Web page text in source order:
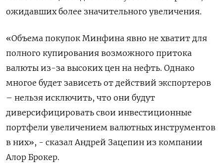
ожидавших более значительного увеличения.
«Объема покупок Минфина явно не хватит для
полного купирования возможного притока
валюты из-за высоких цен на нефть. Однако
многое будет зависеть от действий экспортеров
– нельзя исключить, что они будут
диверсифицировать свои инвестиционные
портфели увеличением валютных инструментов
в них», - сказал Андрей Зацепин из компании
Алор Брокер.